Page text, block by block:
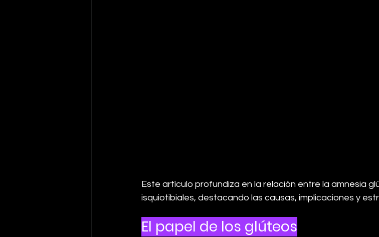
Este artículo profundiza en la relación entre la amnesia
isquiotibiales, destacando las causas, implicaciones y
El papel de los glúteos